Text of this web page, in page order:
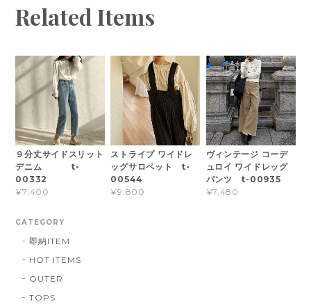
Related Items
９分丈サイドスリット
デニム t-
00332
¥7,400
ストライプ ワイドレ
ッグサロペット t-
00544
¥9,800
ヴィンテージ コーデ
ュロイ ワイドレッグ
パンツ t-00935
¥7,480
CATEGORY
即納ITEM
HOT ITEMS
OUTER
TOPS